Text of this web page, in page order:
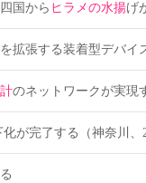
国から ヒラメの水揚げ
拡張する装着型デバイ
のネットワークが実現
が完了する（神奈川、